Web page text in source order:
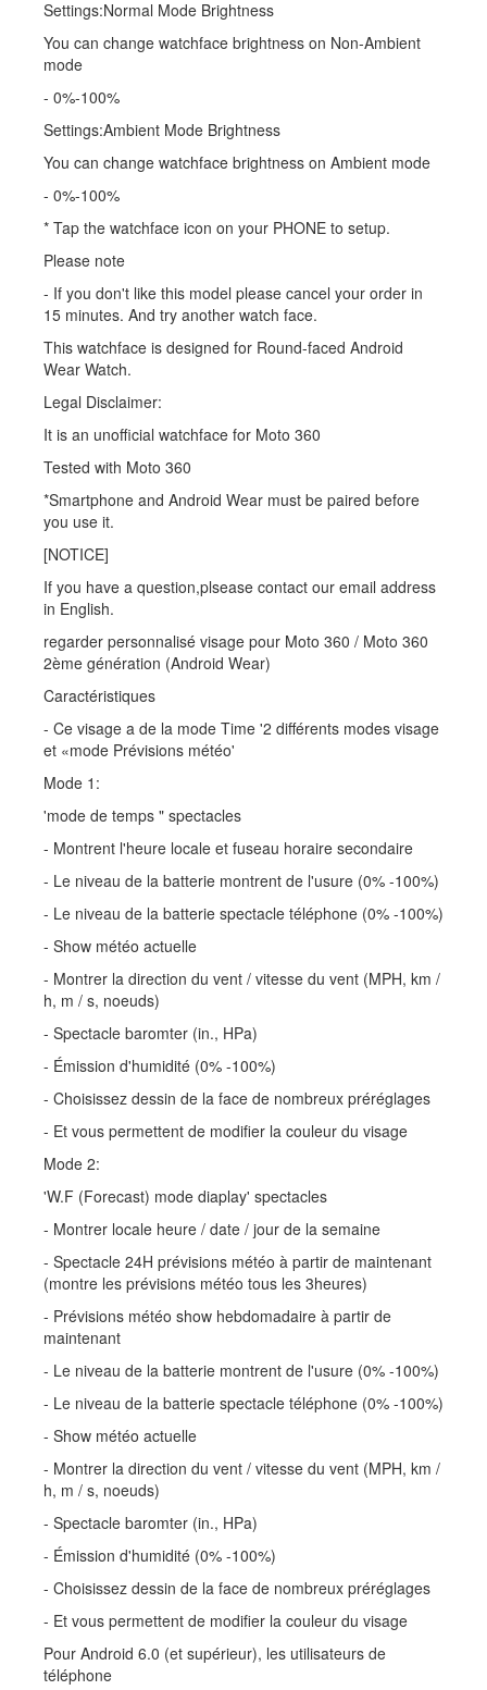
Settings:Normal Mode Brightness
You can change watchface brightness on Non-Ambient
mode
- 0%-100%
Settings:Ambient Mode Brightness
You can change watchface brightness on Ambient mode
- 0%-100%
* Tap the watchface icon on your PHONE to setup.
Please note
- If you don't like this model please cancel your order in
15 minutes. And try another watch face.
This watchface is designed for Round-faced Android
Wear Watch.
Legal Disclaimer:
It is an unofficial watchface for Moto 360
Tested with Moto 360
*Smartphone and Android Wear must be paired before
you use it.
[NOTICE]
If you have a question,plsease contact our email address
in English.
regarder personnalisé visage pour Moto 360 / Moto 360
2ème génération (Android Wear)
Caractéristiques
- Ce visage a de la mode Time '2 différents modes visage
et «mode Prévisions météo'
Mode 1:
'mode de temps " spectacles
- Montrent l'heure locale et fuseau horaire secondaire
- Le niveau de la batterie montrent de l'usure (0% -100%)
- Le niveau de la batterie spectacle téléphone (0% -100%)
- Show météo actuelle
- Montrer la direction du vent / vitesse du vent (MPH, km /
h, m / s, noeuds)
- Spectacle baromter (in., HPa)
- Émission d'humidité (0% -100%)
- Choisissez dessin de la face de nombreux préréglages
- Et vous permettent de modifier la couleur du visage
Mode 2:
'W.F (Forecast) mode diaplay' spectacles
- Montrer locale heure / date / jour de la semaine
- Spectacle 24H prévisions météo à partir de maintenant
(montre les prévisions météo tous les 3heures)
- Prévisions météo show hebdomadaire à partir de
maintenant
- Le niveau de la batterie montrent de l'usure (0% -100%)
- Le niveau de la batterie spectacle téléphone (0% -100%)
- Show météo actuelle
- Montrer la direction du vent / vitesse du vent (MPH, km /
h, m / s, noeuds)
- Spectacle baromter (in., HPa)
- Émission d'humidité (0% -100%)
- Choisissez dessin de la face de nombreux préréglages
- Et vous permettent de modifier la couleur du visage
Pour Android 6.0 (et supérieur), les utilisateurs de
téléphone